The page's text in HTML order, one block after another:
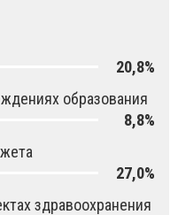
20,8%
образования
8,8%
27,0%
здравоохранения